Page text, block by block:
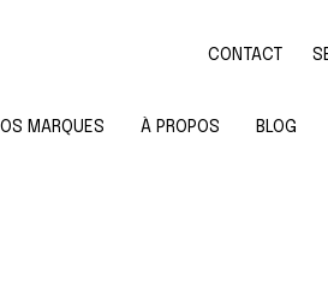
CONTACT
MARQUES À PROPOS BLOG